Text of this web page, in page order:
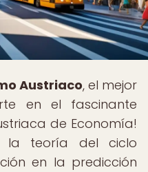
Austriaco, el mejor
en el fascinante
de Economía!
la teoría del ciclo
en la predicción